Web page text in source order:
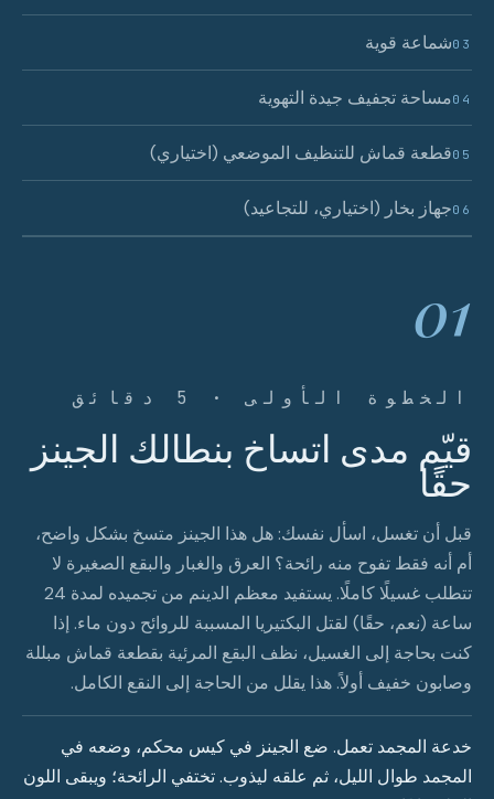
03شماعة قوية
04مساحة تجفيف جيدة التهوية
05قطعة قماش للتنظيف الموضعي (اختياري)
06جهاز بخار (اختياري، للتجاعيد)
01
الخطوة الأولى · 5 دقائق
قيّم مدى اتساخ بنطالك الجينز
حقًا
قبل أن تغسل، اسأل نفسك: هل هذا الجينز متسخ بشكل واضح،
أم أنه فقط تفوح منه رائحة؟ العرق والغبار والبقع الصغيرة لا
تتطلب غسيلًا كاملًا. يستفيد معظم الدينم من تجميده لمدة 24
ساعة (نعم، حقًا) لقتل البكتيريا المسببة للروائح دون ماء. إذا
كنت بحاجة إلى الغسيل، نظف البقع المرئية بقطعة قماش مبللة
وصابون خفيف أولاً. هذا يقلل من الحاجة إلى النقع الكامل.
خدعة المجمد تعمل. ضع الجينز في كيس محكم، وضعه في
المجمد طوال الليل، ثم علقه ليذوب. تختفي الرائحة؛ ويبقى اللون